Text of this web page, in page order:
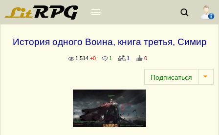
История одного Воина, книга третья, Симир
1 514 +0 1 1 0